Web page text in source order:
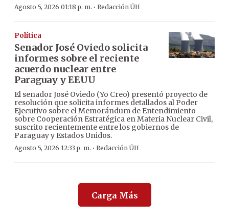
Agosto 5, 2026 01:18 p. m. · Redacción ÚH
Política
Senador José Oviedo solicita
informes sobre el reciente
acuerdo nuclear entre
Paraguay y EEUU
El senador José Oviedo (Yo Creo) presentó proyecto de
resolución que solicita informes detallados al Poder
Ejecutivo sobre el Memorándum de Entendimiento
sobre Cooperación Estratégica en Materia Nuclear Civil,
suscrito recientemente entre los gobiernos de
Paraguay y Estados Unidos.
Agosto 5, 2026 12:33 p. m. · Redacción ÚH
Carga Más